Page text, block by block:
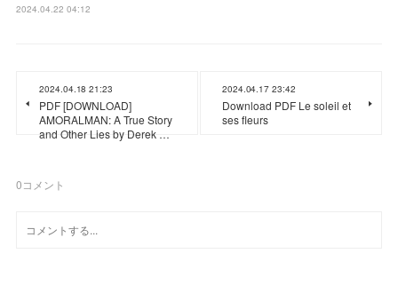
2024.04.22 04:12
2024.04.18 21:23
PDF [DOWNLOAD]
AMORALMAN: A True Story
and Other Lies by Derek …
2024.04.17 23:42
Download PDF Le soleil et
ses fleurs
0コメント